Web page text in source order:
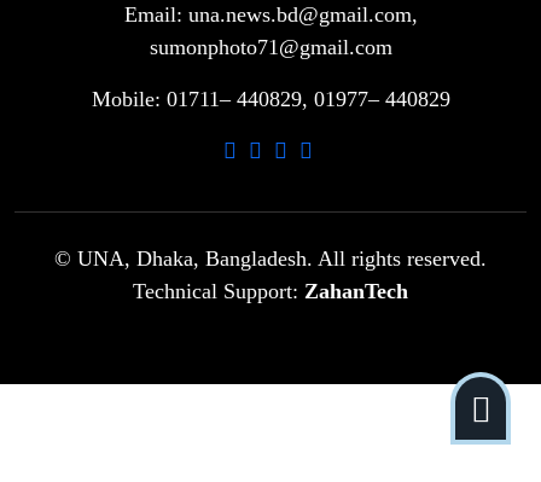
গাড়ি বিক্রির পর মালিকানা পরিবর্তনে কঠোর
আ.লীগ ও বিএনপির বিরুদ্ধে সমানভাবে
ঢাবিতে মাথায় কাঁঠাল পড়ে মালির মৃত্যু
Email: una.news.bd@gmail.com,
sumonphoto71@gmail.com
Mobile: 01711– 440829, 01977– 440829
© UNA, Dhaka, Bangladesh. All rights reserved.
Technical Support: ZahanTech